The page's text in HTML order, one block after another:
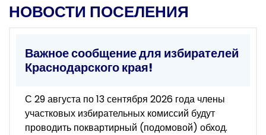
НОВОСТИ ПОСЕЛЕНИЯ
Важное сообщение для избирателей
Краснодарского края!
С 29 августа по 13 сентября 2026 года члены
участковых избирательных комиссий будут
проводить поквартирный (подомовой) обход.